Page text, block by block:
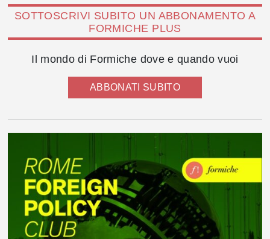
SOTTOSCRIVI SUBITO UN ABBONAMENTO A
FORMICHE PLUS
Il mondo di Formiche dove e quando vuoi
ABBONATI SUBITO